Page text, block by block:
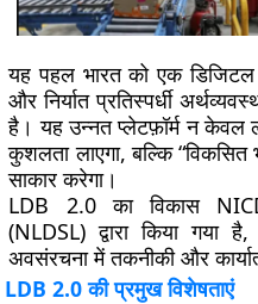
यह पहल भारत को एक
और निर्यात प्रतिस्पर्धी
है। यह उन्नत प्लेटफ़ॉर्म न केवल
कुशलता लाएगा, बल्कि “विकसित
साकार करेगा।
LDB 2.0 का विकास
(NLDSL) द्वारा किया गया
अवसंरचना में तकनीकी और
LDB 2.0 की प्रमुख विशेषताएं